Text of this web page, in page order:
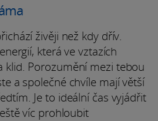
živěji než kdy dřív.
která ve vztazích
klid. Porozumění mezi tebou
a společné chvíle mají větší
Je to ideální čas vyjádřit
víc prohloubit